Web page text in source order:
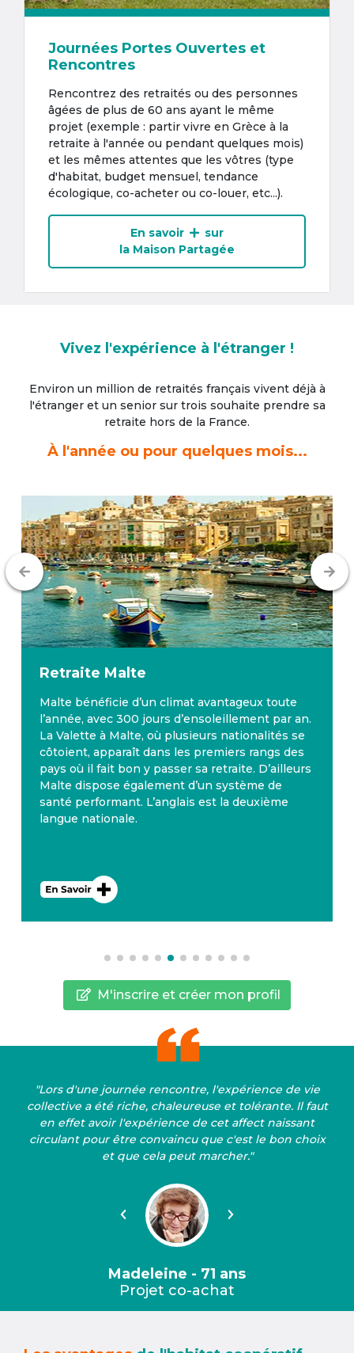
Journées Portes Ouvertes et
Rencontres
Rencontrez des retraités ou des personnes
âgées de plus de 60 ans ayant le même
projet (exemple : partir vivre en Grèce à la
retraite à l'année ou pendant quelques mois)
et les mêmes attentes que les vôtres (type
d'habitat, budget mensuel, tendance
écologique, co-acheter ou co-louer, etc...).
En savoir
sur
la Maison Partagée
Vivez l'expérience à l'étranger !
Environ un million de retraités français vivent déjà à
l'étrangeret un senior sur trois souhaite prendre sa
retraite hors de la France.
À l'année ou pour quelques mois...
Retraite Malte
Malte bénéficie d’un climat avantageux toute
l’année, avec 300 jours d’ensoleillement par an.
La Valette à Malte, où plusieurs nationalités se
côtoient, apparaît dans les premiers rangs des
pays où il fait bon y passer sa retraite. D’ailleurs
Malte dispose également d’un système de
santé performant. L’anglais est la deuxième
langue nationale.
M'inscrire et créer mon profil
"Lors d'une journée rencontre, l'expérience de vie
collective a été riche, chaleureuse et tolérante. Il faut
en effet avoir l'expérience de cet affect naissant
circulant pour être convaincu que c'est le bon choix
et que cela peut marcher."
Précédent Suivant
Madeleine - 71 ans
Projet co-achat